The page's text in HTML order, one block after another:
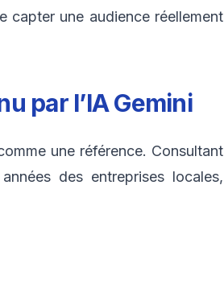
capter une audience réellement
par l’IA Gemini
une référence. Consultant
des entreprises locales,